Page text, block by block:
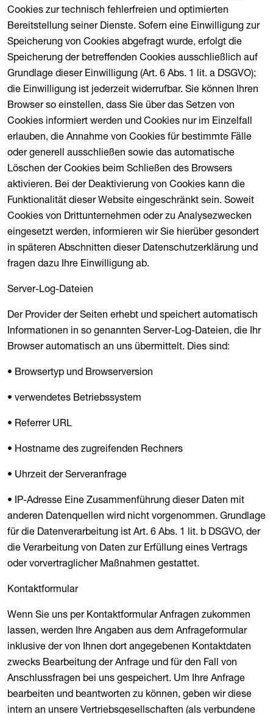
Cookies zur technisch fehlerfreien und optimierten
Bereitstellung seiner Dienste. Sofern eine Einwilligung zur
Speicherung von Cookies abgefragt wurde, erfolgt die
Speicherung der betreffenden Cookies ausschließlich auf
Grundlage dieser Einwilligung (Art. 6 Abs. 1 lit. a DSGVO);
die Einwilligung ist jederzeit widerrufbar. Sie können Ihren
Browser so einstellen, dass Sie über das Setzen von
Cookies informiert werden und Cookies nur im Einzelfall
erlauben, die Annahme von Cookies für bestimmte Fälle
oder generell ausschließen sowie das automatische
Löschen der Cookies beim Schließen des Browsers
aktivieren. Bei der Deaktivierung von Cookies kann die
Funktionalität dieser Website eingeschränkt sein. Soweit
Cookies von Drittunternehmen oder zu Analysezwecken
eingesetzt werden, informieren wir Sie hierüber gesondert
in späteren Abschnitten dieser Datenschutzerklärung und
fragen dazu Ihre Einwilligung ab.
Server-Log-Dateien
Der Provider der Seiten erhebt und speichert automatisch
Informationen in so genannten Server-Log-Dateien, die Ihr
Browser automatisch an uns übermittelt. Dies sind:
• Browsertyp und Browserversion
• verwendetes Betriebssystem
• Referrer URL
• Hostname des zugreifenden Rechners
• Uhrzeit der Serveranfrage
• IP-Adresse Eine Zusammenführung dieser Daten mit
anderen Datenquellen wird nicht vorgenommen. Grundlage
für die Datenverarbeitung ist Art. 6 Abs. 1 lit. b DSGVO, der
die Verarbeitung von Daten zur Erfüllung eines Vertrags
oder vorvertraglicher Maßnahmen gestattet.
Kontaktformular
Wenn Sie uns per Kontaktformular Anfragen zukommen
lassen, werden Ihre Angaben aus dem Anfrageformular
inklusive der von Ihnen dort angegebenen Kontaktdaten
zwecks Bearbeitung der Anfrage und für den Fall von
Anschlussfragen bei uns gespeichert. Um Ihre Anfrage
bearbeiten und beantworten zu können, geben wir diese
intern an unsere Vertriebsgesellschaften (als verbundene